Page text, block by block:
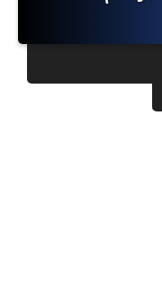
تربوية